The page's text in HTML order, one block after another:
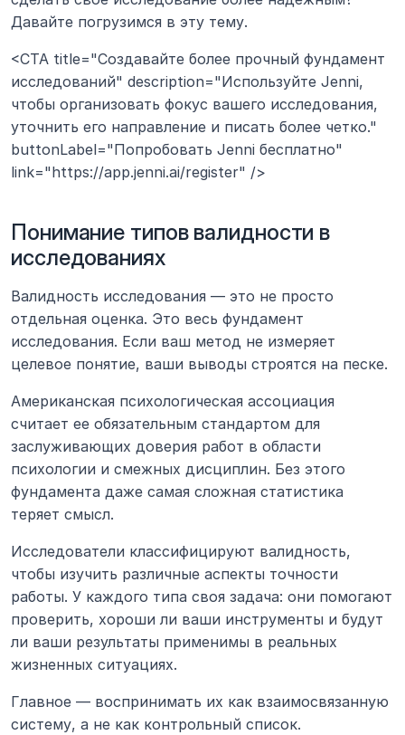
Давайте погрузимся в эту тему.
<CTA title="Создавайте более прочный фундамент
исследований" description="Используйте Jenni,
чтобы организовать фокус вашего исследования,
уточнить его направление и писать более четко."
buttonLabel="Попробовать Jenni бесплатно"
link="https://app.jenni.ai/register" />
Понимание типов валидности в
исследованиях
Валидность исследования — это не просто
отдельная оценка. Это весь фундамент
исследования. Если ваш метод не измеряет
целевое понятие, ваши выводы строятся на песке.
Американская психологическая ассоциация
считает ее обязательным стандартом для
заслуживающих доверия работ в области
психологии и смежных дисциплин. Без этого
фундамента даже самая сложная статистика
теряет смысл.
Исследователи классифицируют валидность,
чтобы изучить различные аспекты точности
работы. У каждого типа своя задача: они помогают
проверить, хороши ли ваши инструменты и будут
ли ваши результаты применимы в реальных
жизненных ситуациях.
Главное — воспринимать их как взаимосвязанную
систему, а не как контрольный список.